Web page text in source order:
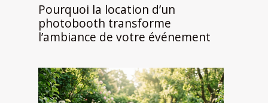
Pourquoi la location d’un
photobooth transforme
l’ambiance de votre événement